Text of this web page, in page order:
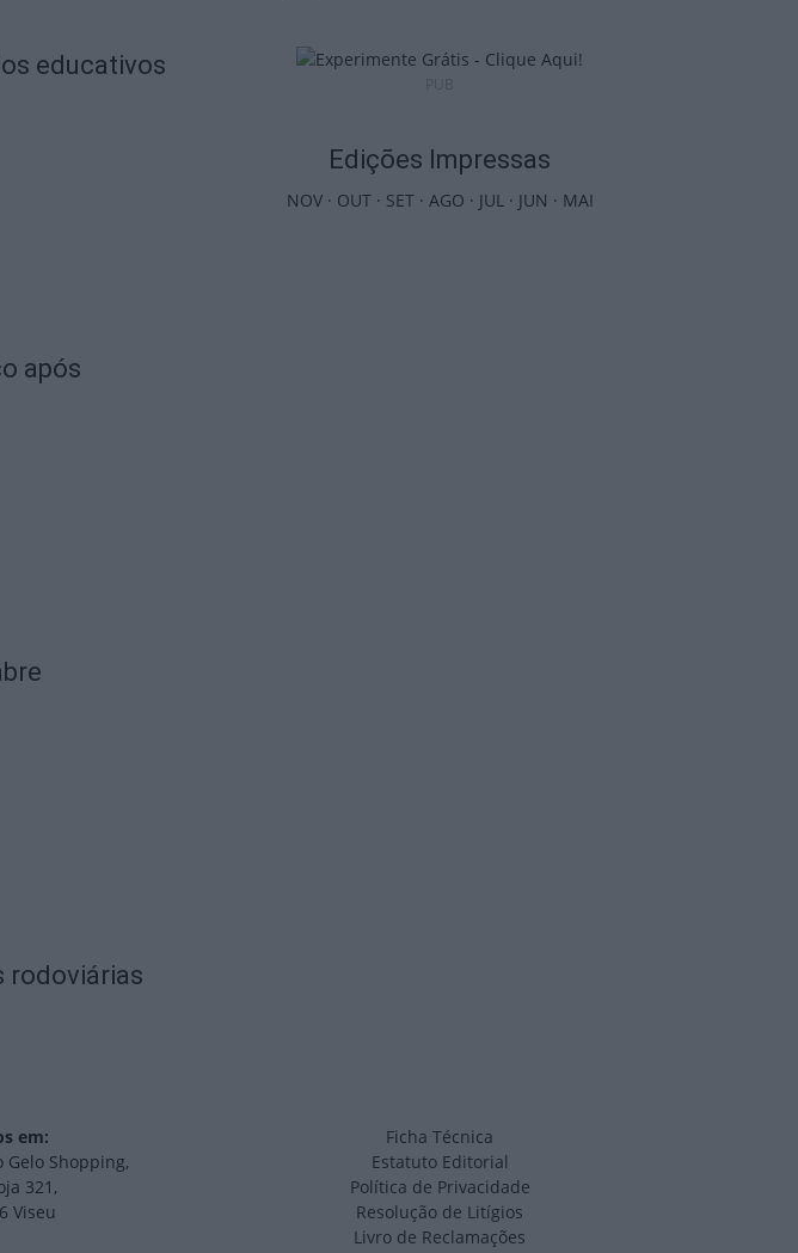
educativos
após
rodoviárias
Edições Impressas
NOV· OUT· SET· AGO · JUL· JUN · MAI
em:
Gelo Shopping,
321,
Viseu
Ficha Técnica
Estatuto Editorial
Política de Privacidade
Resolução de Litígios
Livro de Reclamações